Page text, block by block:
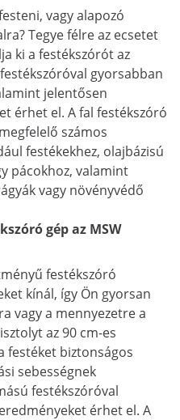
vagy alapozó
Tegye félre az ecsetet
ki a festékszórót az
gyorsabban
jelentősen
érhet el. A fal festékszóró
számos
festékekhez, olajbázisú
pácokhoz, valamint
vagy növényvédő
gép az MSW
festékszóró
kínál, így Ön gyorsan
vagy a mennyezetre a
az 90 cm-es
festéket biztonságos
sebességnek
festékszóróval
érhet el. A